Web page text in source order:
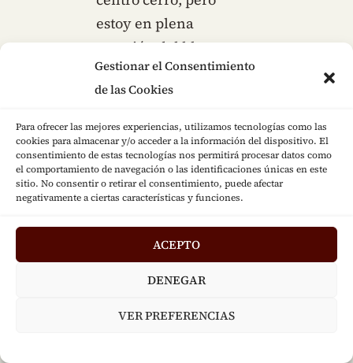
Gestionar el Consentimiento
de las Cookies
Para ofrecer las mejores experiencias, utilizamos tecnologías como las
cookies para almacenar y/o acceder a la información del dispositivo. El
consentimiento de estas tecnologías nos permitirá procesar datos como
el comportamiento de navegación o las identificaciones únicas en este
sitio. No consentir o retirar el consentimiento, puede afectar
negativamente a ciertas características y funciones.
ACEPTO
DENEGAR
VER PREFERENCIAS
estoy en plena
creación del blog,
cuando este pondré el
enlace.
algún compañero en
Barna que lo imparta (
aunque no sea para
Os dejo el correo por si
queréis mas info,
cualquier duda,
aunque no esteis en